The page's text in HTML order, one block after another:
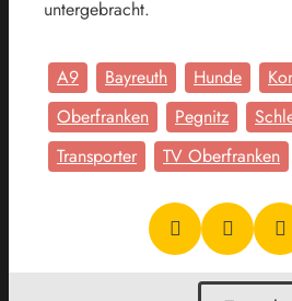
untergebracht.
A9 Bayreuth Hunde
Oberfranken
Pegnitz
Transporter
TV Oberfranken